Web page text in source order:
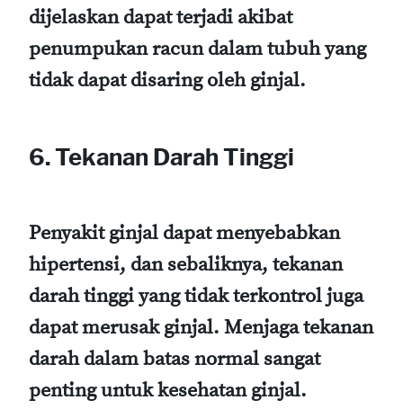
dijelaskan dapat terjadi akibat
penumpukan racun dalam tubuh yang
tidak dapat disaring oleh ginjal.
6. Tekanan Darah Tinggi
Penyakit ginjal dapat menyebabkan
hipertensi, dan sebaliknya, tekanan
darah tinggi yang tidak terkontrol juga
dapat merusak ginjal. Menjaga tekanan
darah dalam batas normal sangat
penting untuk kesehatan ginjal.